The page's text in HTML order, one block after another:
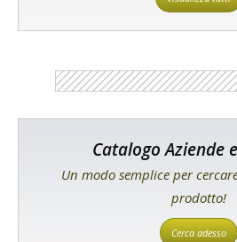
Catalogo Aziende
Un modo semplice per
prodotto!
Cerca adesso